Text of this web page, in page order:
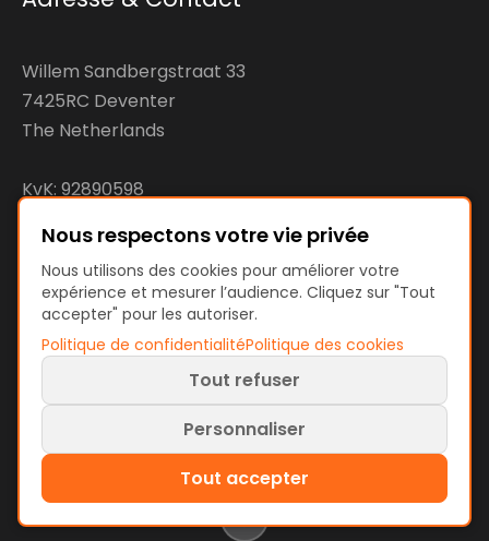
Willem Sandbergstraat 33
7425RC Deventer
The Netherlands
KvK: 92890598
Conditions et politiques
Conditions d'utilisation
Politique de confidentialité
Politique des cookies
Préférences de cookies
Nous respectons votre vie privée
Nous utilisons des cookies pour améliorer votre
expérience et mesurer l’audience. Cliquez sur "Tout
accepter" pour les autoriser.
Politique de confidentialitéPolitique des cookies
Tout refuser
Personnaliser
Tout accepter